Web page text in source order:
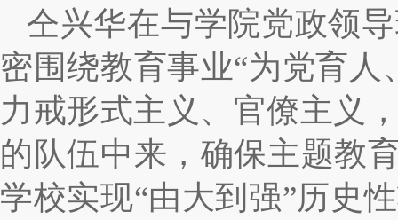
仝兴华在与学院党政领
密围绕教育事业“为党育
力戒形式主义、官僚主义
的队伍中来，确保主题教
学校实现“由大到强”历史